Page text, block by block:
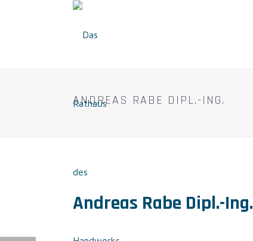
ANDREAS RABE DIPL.-ING.
Andreas Rabe Dipl.-Ing.